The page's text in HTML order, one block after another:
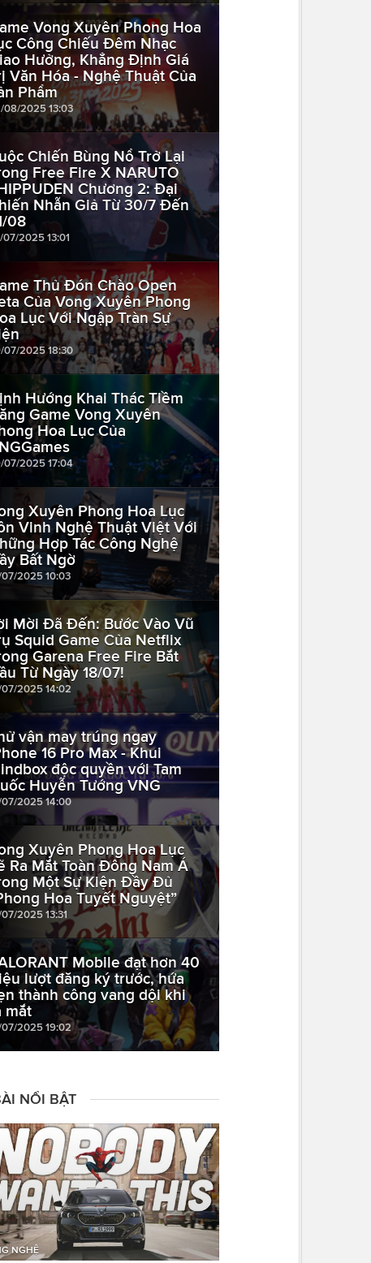
Vong Xuyên Phong Hoa
Công Chiếu Đêm Nhạc
Hưởng, Khẳng Định Giá
Văn Hóa - Nghệ Thuật Của
Phẩm
08/2025 13:03
Chiến Bùng Nổ Trở Lại
Free Fire X NARUTO
Chương 2: Đại
Nhẫn Giả Từ 30/7 Đến
08
07/2025 13:01
Thủ Đón Chào Open
Của Vong Xuyên Phong
Lục Với Ngập Tràn Sự
07/2025 18:30
Hướng Khai Thác Tiềm
Game Vong Xuyên
Hoa Lục Của
07/2025 17:04
Xuyên Phong Hoa Lục
Vinh Nghệ Thuật Việt Với
Hợp Tác Công Nghệ
Bất Ngờ
07/2025 10:03
Mời Đã Đến: Bước Vào Vũ
Squid Game Của Netflix
Garena Free Fire Bắt
Từ Ngày 18/07!
07/2025 14:02
vận may trúng ngay
16 Pro Max - Khui
độc quyền với Tam
Huyễn Tướng VNG
07/2025 14:00
Xuyên Phong Hoa Lục
Ra Mắt Toàn Đông Nam Á
Một Sự Kiện Đầy Đủ
Hoa Tuyết Nguyệt”
2025 13:31
Mobile đạt hơn 40
lượt đăng ký trước, hứa
thành công vang dội khi
mắt
07/2025 19:02
NỔI BẬT
NGHỆ